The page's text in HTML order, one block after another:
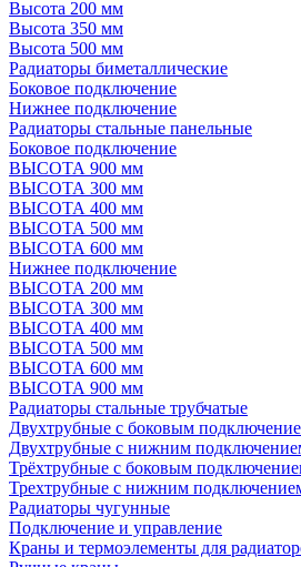
Высота 200 мм
Высота 350 мм
Высота 500 мм
Радиаторы биметаллические
Боковое подключение
Нижнее подключение
Радиаторы стальные панельные
Боковое подключение
ВЫСОТА 900 мм
ВЫСОТА 300 мм
ВЫСОТА 400 мм
ВЫСОТА 500 мм
ВЫСОТА 600 мм
Нижнее подключение
ВЫСОТА 200 мм
ВЫСОТА 300 мм
ВЫСОТА 400 мм
ВЫСОТА 500 мм
ВЫСОТА 600 мм
ВЫСОТА 900 мм
Радиаторы стальные трубчатые
Двухтрубные с боковым
Двухтрубные с нижним
Трёхтрубные с боковым
Трехтрубные с нижним
Радиаторы чугунные
Подключение и управление
Краны и термоэлементы для